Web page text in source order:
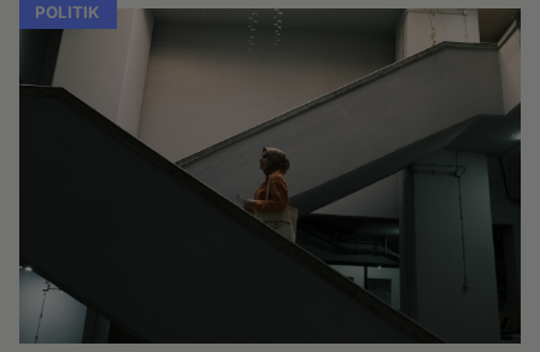
POLITIK